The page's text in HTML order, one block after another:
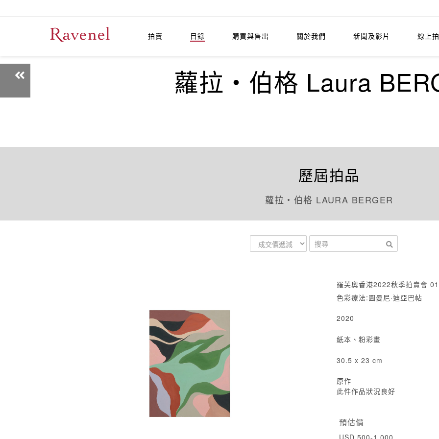
拍賣 目錄 購買與售出 關於我們 新聞及影片 線上
蘿拉‧伯格 Laura
歷屆拍品
蘿拉‧伯格 LAURA BERGER
羅芙奧香港2022秋季拍賣會
色彩療法:圖曼尼·迪亞巴帖
2020
紙本、粉彩畫
30.5 x 23 cm
原作
此件作品狀況良好
預估價
USD 500-1,000